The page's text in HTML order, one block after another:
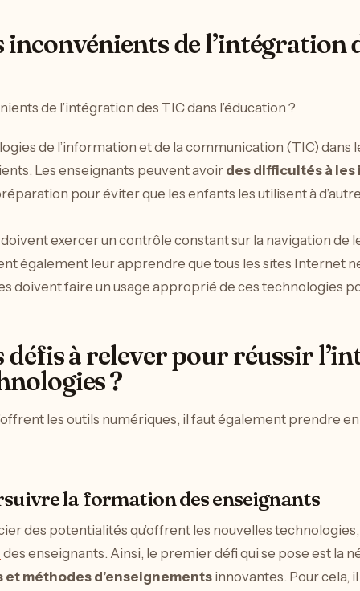
inconvénients de l’intégration
de l’information et de la communication (TIC) dans
Les enseignants peuvent avoir des difficultés à
pour éviter que les enfants les utilisent à
exercer un contrôle constant sur la navigation de
également leur apprendre que tous les sites Internet
doivent faire un usage approprié de ces technologies
défis à relever pour réussir
?
les outils numériques, il faut également prendre
la formation des enseignants
des potentialités qu’offrent les nouvelles
des enseignants. Ainsi, le premier défi qui se pose est la
méthodes d’enseignements innovantes. Pour cela,